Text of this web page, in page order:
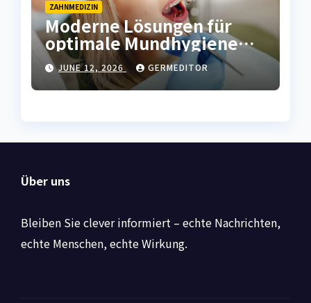
ZAHNMEDIZIN
Moderne Lösungen für
optimale Mundhygiene
und frischen Atem
JUNE 12, 2026 GERMEDITOR
Über uns
Bleiben Sie clever informiert – echte Nachrichten,
echte Menschen, echte Wirkung.